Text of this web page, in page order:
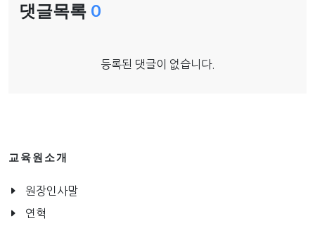
댓글목록 0
등록된 댓글이 없습니다.
교육원소개
원장인사말
연혁